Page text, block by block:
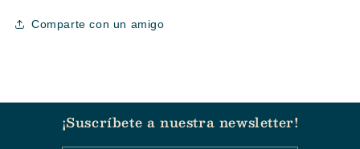
Comparte con un amigo
¡Suscríbete a nuestra newsletter!